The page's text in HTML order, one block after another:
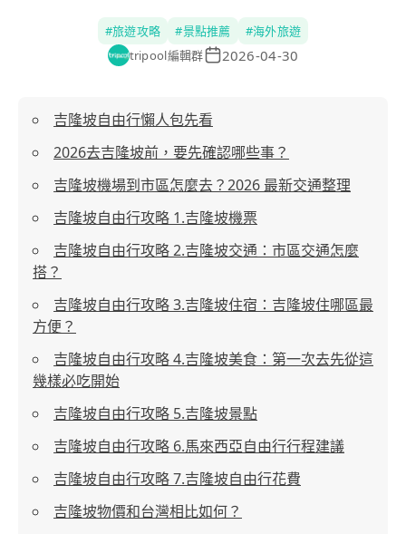
#旅遊攻略 #景點推薦 #海外旅遊
tripool編輯群
2026-04-30
吉隆坡自由行懶人包先看
2026去吉隆坡前，要先確認哪些事？
吉隆坡機場到市區怎麼去？2026 最新交通整理
吉隆坡自由行攻略 1.吉隆坡機票
吉隆坡自由行攻略 2.吉隆坡交通：市區交通怎麼
搭？
吉隆坡自由行攻略 3.吉隆坡住宿：吉隆坡住哪區最
方便？
吉隆坡自由行攻略 4.吉隆坡美食：第一次去先從這
幾樣必吃開始
吉隆坡自由行攻略 5.吉隆坡景點
吉隆坡自由行攻略 6.馬來西亞自由行行程建議
吉隆坡自由行攻略 7.吉隆坡自由行花費
吉隆坡物價和台灣相比如何？